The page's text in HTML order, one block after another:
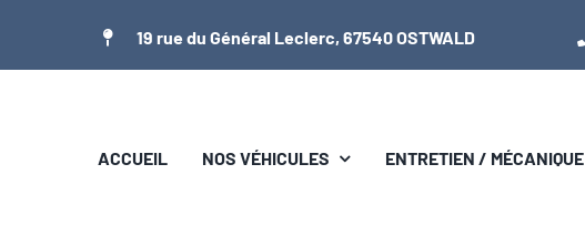
contenu
19 rue du Général Leclerc, 67540 OSTWALD
ACCUEIL NOS VÉHICULES ENTRETIEN / MÉCANIQUE